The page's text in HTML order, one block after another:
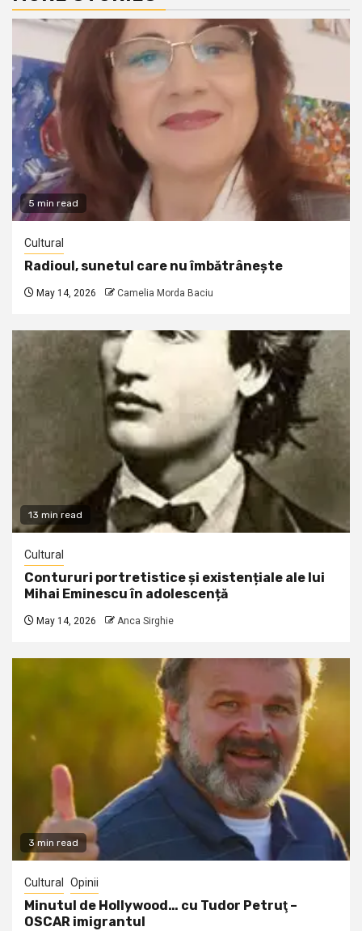
5 min read
Cultural
Radioul, sunetul care nu îmbătrânește
May 14, 2026 Camelia Morda Baciu
13 min read
Cultural
Contururi portretistice și existențiale ale lui
Mihai Eminescu în adolescență
May 14, 2026 Anca Sirghie
3 min read
Cultural Opinii
Minutul de Hollywood… cu Tudor Petruţ –
OSCAR imigrantul